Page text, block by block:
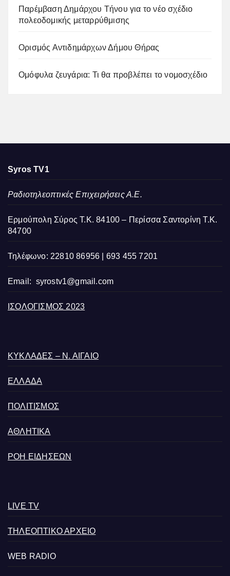
Παρέμβαση Δημάρχου Τήνου για το νέο σχέδιο
πολεοδομικής μεταρρύθμισης
Ορισμός Αντιδημάρχων Δήμου Θήρας
Ομόφυλα ζευγάρια: Τι θα προβλέπει το νομοσχέδιο
Syros TV1
Ραδιοτηλεοπτικές Επιχειρήσεις Α.Ε.
Ερμούπολη Σύρος Τ.Κ. 84100 – Περίσσα Σαντορίνη Τ.Κ.
84700
Τηλέφωνο: 22810 86956 | 693 455 7201
Email: syrostv1@gmail.com
ΙΣΟΛΟΓΙΣΜΟΣ 2023
ΚΥΚΛΑΔΕΣ – Ν. ΑΙΓΑΙΟ
ΕΛΛΑΔΑ
ΠΟΛΙΤΙΣΜΟΣ
ΑΘΛΗΤΙΚΑ
ΡΟΗ ΕΙΔΗΣΕΩΝ
LIVE TV
ΤΗΛΕΟΠΤΙΚΟ ΑΡΧΕΙΟ
WEB RADIO